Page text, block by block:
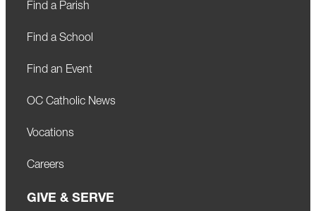
Find a Parish
Find a School
Find an Event
OC Catholic News
Vocations
Careers
GIVE & SERVE